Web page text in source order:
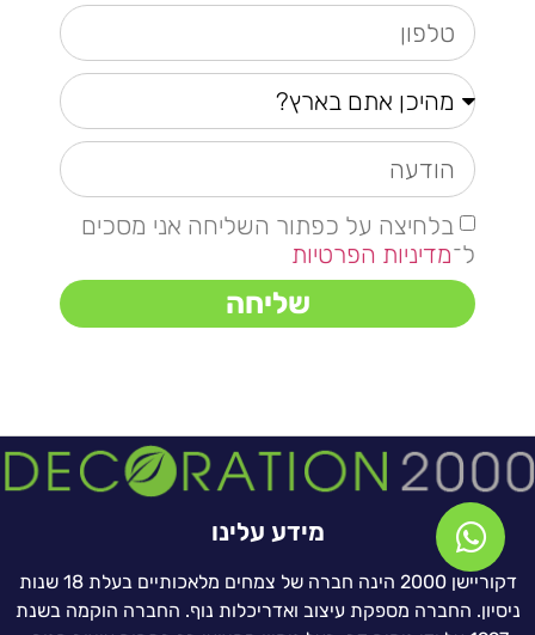
בלחיצה על כפתור השליחה אני מסכים
ל־מדיניות הפרטיות
שליחה
מידע עלינו
דקוריישן 2000 הינה חברה של צמחים מלאכותיים בעלת 18 שנות
ניסיון. החברה מספקת עיצוב ואדריכלות נוף. החברה הוקמה בשנת